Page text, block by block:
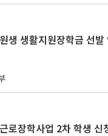
생 생활지원장학금 선발
로장학사업 2차 학생 신